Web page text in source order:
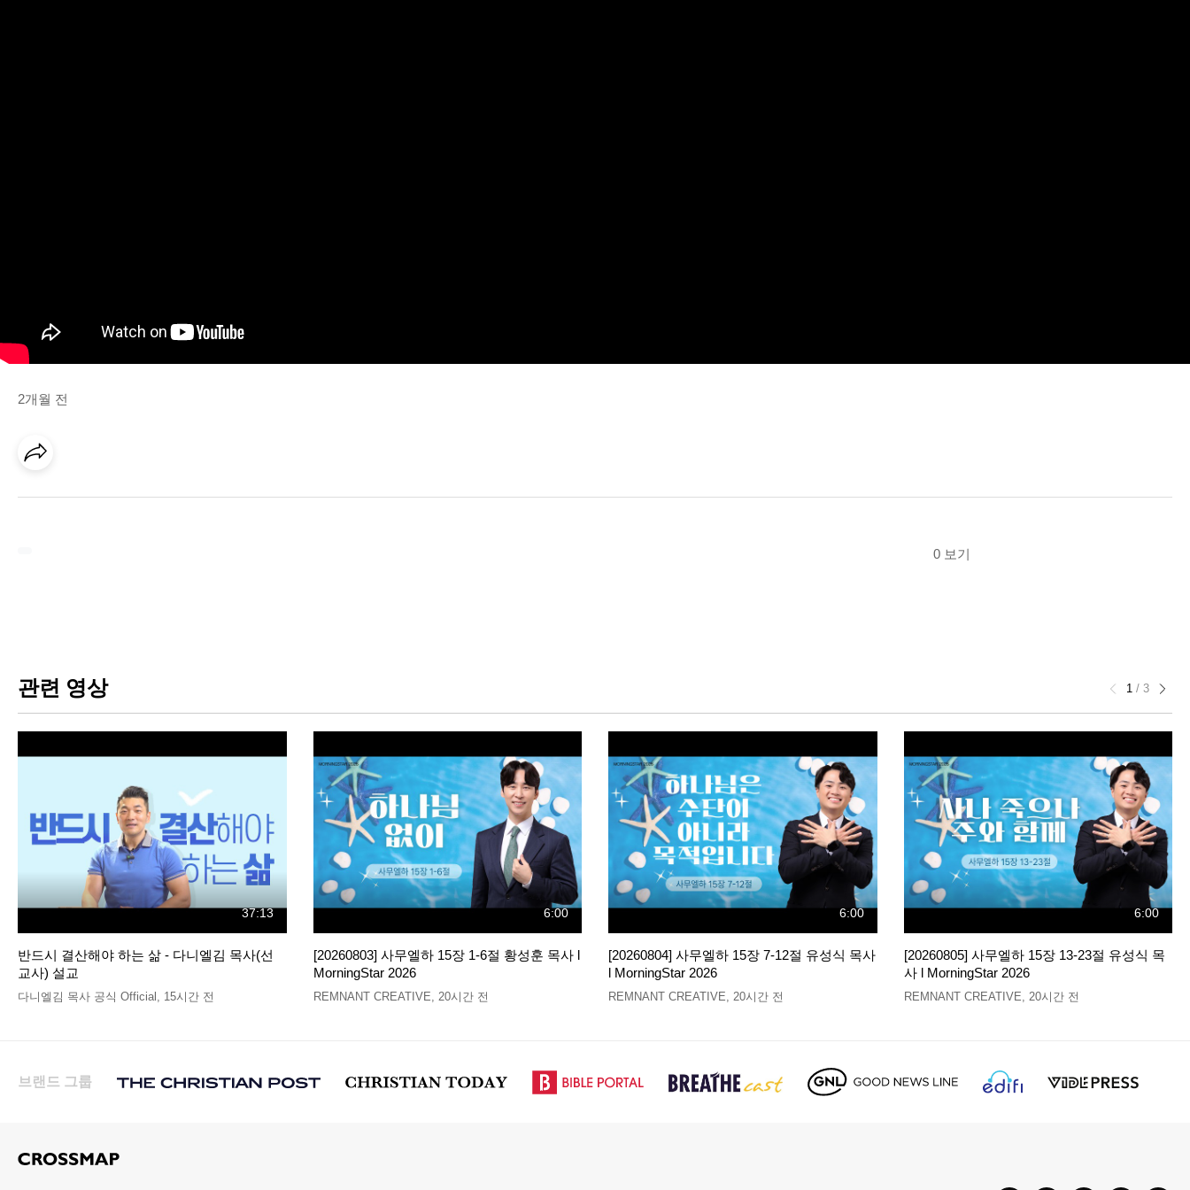
2개월 전
0 보기
관련 영상 1 / 3
37:13
반드시 결산해야 하는 삶 - 다니엘김 목사(선
교사) 설교
다니엘김 목사 공식 Official 15시간 전
6:00
[20260803] 사무엘하 15장 1-6절 황성훈 목사 l
MorningStar 2026
REMNANT CREATIVE 20시간 전
6:00
[20260804] 사무엘하 15장 7-12절 유성식 목사
l MorningStar 2026
REMNANT CREATIVE 20시간 전
6:00
[20260805] 사무엘하 15장 13-23절 유성식 목
사 l MorningStar 2026
REMNANT CREATIVE 20시간 전
브랜드 그룹